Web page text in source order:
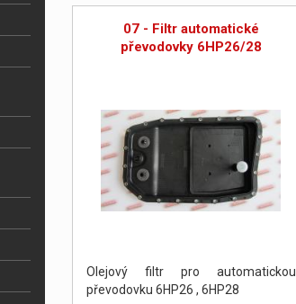
07 - Filtr automatické
převodovky 6HP26/28
Olejový filtr pro automatickou
převodovku 6HP26 , 6HP28